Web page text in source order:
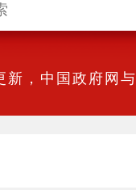
，中国政府网